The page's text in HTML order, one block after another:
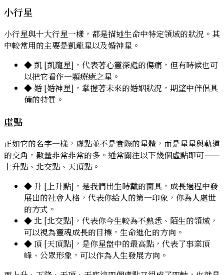
小行星
小行星與十大行星一樣，都是描述生命中特定領域的狀況。其
中較常用的主要是凱龍星以及婚神星。
◆凱 [凱龍星] ，代表著心靈深處的傷痛，但有時候也可
以把它看作一顆療癒之星。
◆婚 [婚神星] ，掌握著未來的婚姻狀況，期望中伴侶具
備的特質。
虛點
正如它的名字一樣，虛點並不是實際的星體，而是星星與軌道
的交角，數量非常非常的多。通常關注以下幾個虛點即可——
上升點、北交點、天頂點。
◆升 [上升點] ，是我們出生時戴的面具，成長過程中發
展出的社會人格，代表你給人的第一印象，你為人處世
的方式。
◆ 北 [北交點] ，代表你今生較為不熟悉、陌生的領域，
可以視為靈魂成長的目標，生命進化的方向。
◆頂 [天頂點] ，是你星盤中的最高點，代表了事業頂
峰、公眾形象，可以作為人生發展方向。